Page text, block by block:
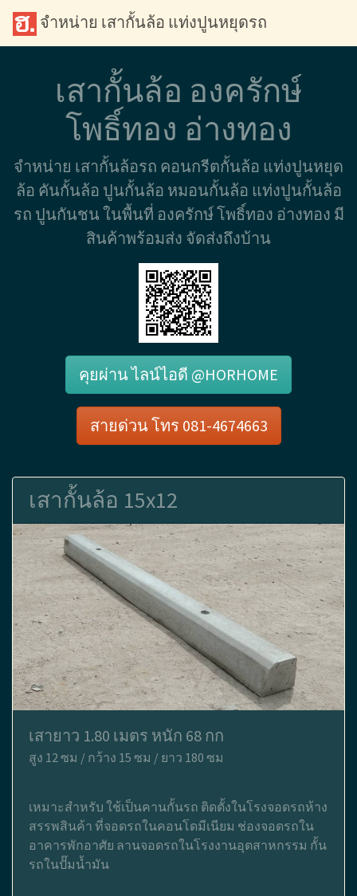
จำหน่าย เสากั้นล้อ แท่งปูนหยุดรถ
เสากั้นล้อ องครักษ์
โพธิ์ทอง อ่างทอง
จำหน่าย เสากั้นล้อรถ คอนกรีตกั้นล้อ แท่งปูนหยุด
ล้อ คันกั้นล้อ ปูนกั้นล้อ หมอนกั้นล้อ แท่งปูนกั้นล้อ
รถ ปูนกันชน ในพื้นที่ องครักษ์ โพธิ์ทอง อ่างทอง มี
สินค้าพร้อมส่ง จัดส่งถึงบ้าน
คุยผ่าน ไลน์ไอดี @HORHOME
สายด่วน โทร 081-4674663
เสากั้นล้อ 15x12
เสายาว 1.80 เมตร หนัก 68 กก
สูง 12 ซม / กว้าง 15 ซม / ยาว 180 ซม
เหมาะสำหรับ ใช้เป็นคานกั้นรถ ติดตั้งในโรงจอดรถห้าง
สรรพสินค้า ที่จอดรถในคอนโดมีเนียม ช่องจอดรถใน
อาคารพักอาศัย ลานจอดรถในโรงงานอุตสาหกรรม กั้น
รถในปั๊มน้ำมัน